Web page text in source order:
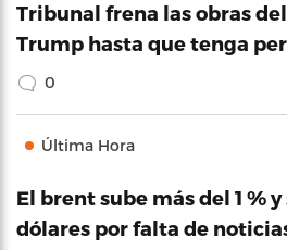
Tribunal frena las obras
Trump hasta que tenga
0
Última Hora
El brent sube más del 1 %
dólares por falta de